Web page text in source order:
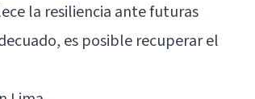
la resiliencia ante futuras
es posible recuperar el